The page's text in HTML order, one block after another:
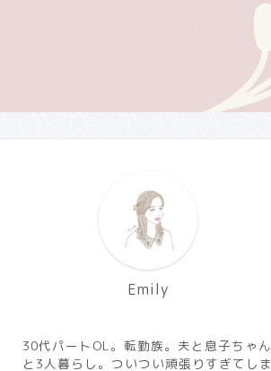
Emily
30代パートOL。転勤族。夫と息子ちゃん
と3人暮らし。ついつい頑張りすぎてしま